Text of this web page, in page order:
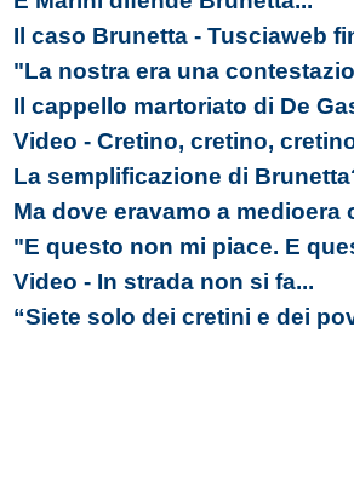
Il caso Brunetta - Tusciaweb
"La nostra era una
Il cappello martoriato di De
Video - Cretino, cretino,
La semplificazione di
Ma dove eravamo a medioera
"E questo non mi piace. E
Video - In strada non si fa...
“Siete solo dei cretini e dei